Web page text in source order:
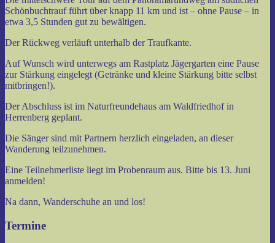
Schönbuchtrauf führt über knapp 11 km und ist – ohne Pause – in
etwa 3,5 Stunden gut zu bewältigen.
Der Rückweg verläuft unterhalb der Traufkante.
Auf Wunsch wird unterwegs am Rastplatz Jägergarten eine Pause
zur Stärkung eingelegt (Getränke und kleine Stärkung bitte selbst
mitbringen!).
Der Abschluss ist im Naturfreundehaus am Waldfriedhof in
Herrenberg geplant.
Die Sänger sind mit Partnern herzlich eingeladen, an dieser
Wanderung teilzunehmen.
Eine Teilnehmerliste liegt im Probenraum aus. Bitte bis 13. Juni
anmelden!
Na dann, Wanderschuhe an und los!
Termine